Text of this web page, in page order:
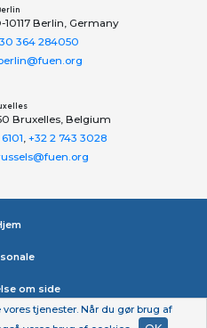
Berlin, Germany
364 284050
Bruxelles, Belgium
+32 2 743 3028
om side
tjenester. Når du gør brug af